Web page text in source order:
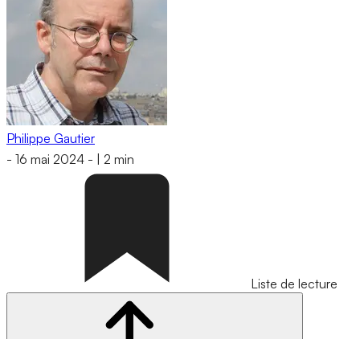
Philippe Gautier
- 16 mai 2024 - 2 min
Liste de lecture